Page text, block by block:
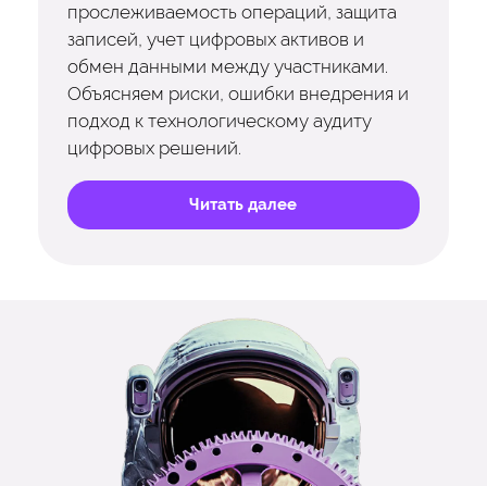
прослеживаемость операций, защита
записей, учет цифровых активов и
обмен данными между участниками.
Объясняем риски, ошибки внедрения и
подход к технологическому аудиту
цифровых решений.
Читать далее